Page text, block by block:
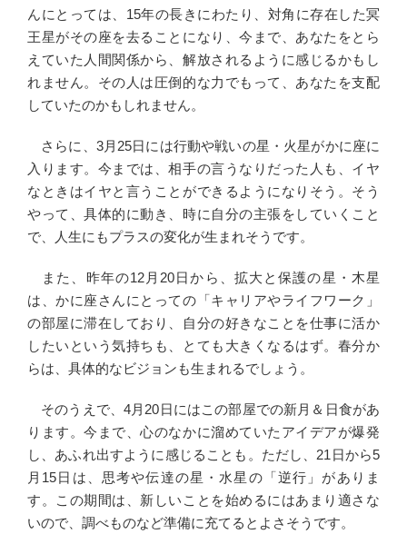
んにとっては、15年の長きにわたり、対角に存在した冥
王星がその座を去ることになり、今まで、あなたをとら
えていた人間関係から、解放されるように感じるかもし
れません。その人は圧倒的な力でもって、あなたを支配
していたのかもしれません。
さらに、3月25日には行動や戦いの星・火星がかに座に
入ります。今までは、相手の言うなりだった人も、イヤ
なときはイヤと言うことができるようになりそう。そう
やって、具体的に動き、時に自分の主張をしていくこと
で、人生にもプラスの変化が生まれそうです。
また、昨年の12月20日から、拡大と保護の星・木星
は、かに座さんにとっての「キャリアやライフワーク」
の部屋に滞在しており、自分の好きなことを仕事に活か
したいという気持ちも、とても大きくなるはず。春分か
らは、具体的なビジョンも生まれるでしょう。
そのうえで、4月20日にはこの部屋での新月＆日食があ
ります。今まで、心のなかに溜めていたアイデアが爆発
し、あふれ出すように感じることも。ただし、21日から5
月15日は、思考や伝達の星・水星の「逆行」がありま
す。この期間は、新しいことを始めるにはあまり適さな
いので、調べものなど準備に充てるとよさそうです。